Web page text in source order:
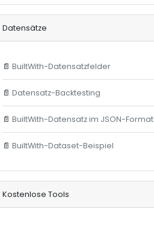
Datensätze
📄 BuiltWith-Datensatzfelder
📄 Datensatz-Backtesting
📄 BuiltWith-Datensatz im JSON-Format
📄 BuiltWith-Dataset-Beispiel
Kostenlose Tools